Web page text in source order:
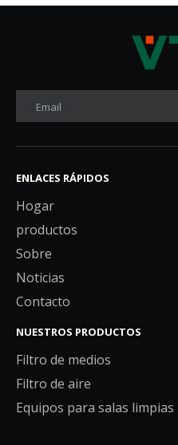
Email
ENLACES RÁPIDOS
Hogar
productos
Sobre
Noticias
Contacto
NUESTROS PRODUCTOS
Filtro de medios
Filtro de aire
Equipos para salas limpias